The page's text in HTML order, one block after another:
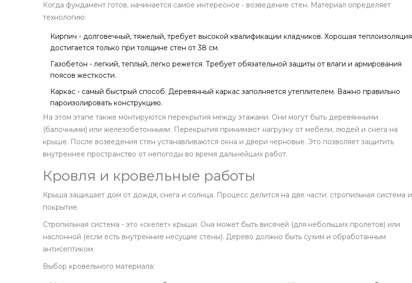
Когда фундамент готов, начинается самое интересное - возведение стен. Материал определяет
технологию:
Кирпич - долговечный, тяжелый, требует высокой квалификации кладчиков. Хорошая теплоизоляция
достигается только при толщине стен от 38 см.
Газобетон - легкий, теплый, легко режется. Требует обязательной защиты от влаги и армирования
поясов жесткости.
Каркас - самый быстрый способ. Деревянный каркас заполняется утеплителем. Важно правильно
пароизолировать конструкцию.
На этом этапе также монтируются перекрытия между этажами. Они могут быть деревянными
(балочными) или железобетонными. Перекрытия принимают нагрузку от мебели, людей и снега на
крыше. После возведения стен устанавливаются окна и двери черновые. Это позволяет защитить
внутреннее пространство от непогоды во время дальнейших работ.
Кровля и кровельные работы
Крыша защищает дом от дождя, снега и солнца. Процесс делится на две части: стропильная система и
покрытие.
Стропильная система - это «скелет» крыши. Она может быть висячей (для небольших пролетов) или
наслонной (если есть внутренние несущие стены). Дерево должно быть сухим и обработанным
антисептиком.
Выбор кровельного материала: